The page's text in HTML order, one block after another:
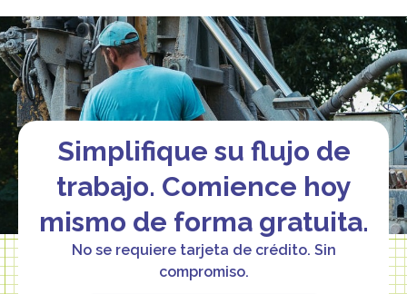
Simplifique su flujo de
trabajo. Comience hoy
mismo de forma gratuita.
No se requiere tarjeta de crédito. Sin
compromiso.